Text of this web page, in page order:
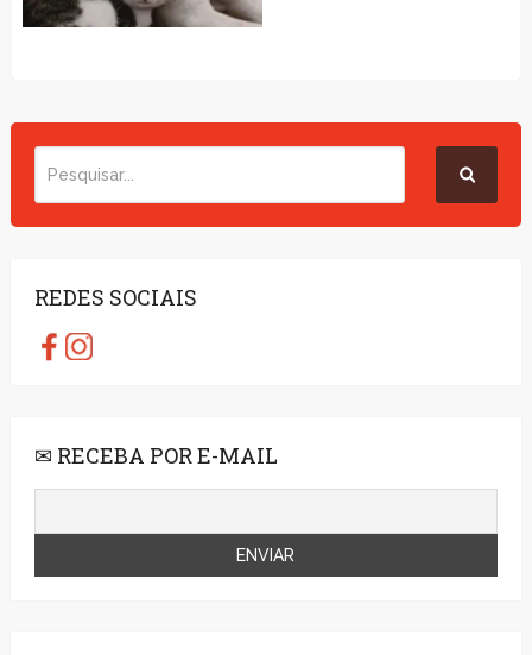
REDES SOCIAIS
✉ RECEBA POR E-MAIL